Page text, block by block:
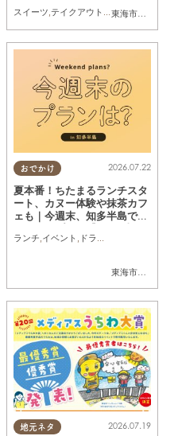
東海市
,大府市
スイーツ テイクアウト キッチンカー
おでかけ
東海市
,大府市
2026.07.22
夏本番！ちたまるランチスタ
ート、カヌー体験や抹茶カフ
ェも｜今週末、知多半島でお
26(日)】
ランチ,イベント , ドライブ
地元ネタ 2026.07.19